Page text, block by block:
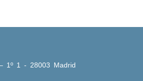
1º 1 - 28003 Madrid